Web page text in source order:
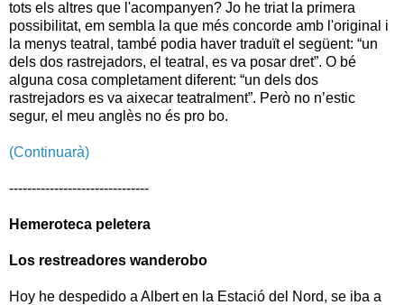
tots els altres que l'acompanyen? Jo he triat la primera
possibilitat, em sembla la que més concorde amb l'original i
la menys teatral, també podia haver traduït el següent: “un
dels dos rastrejadors, el teatral, es va posar dret”. O bé
alguna cosa completament diferent: “un dels dos
rastrejadors es va aixecar teatralment”. Però no n’estic
segur, el meu anglès no és pro bo.
(Continuarà)
-------------------------------
Hemeroteca peletera
Los restreadores wanderobo
Hoy he despedido a Albert en la Estació del Nord, se iba a